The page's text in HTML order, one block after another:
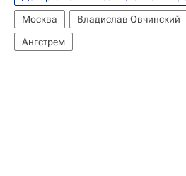
Москва
Владислав Овчинский
Ангстрем